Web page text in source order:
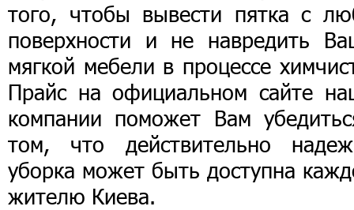
того, чтобы вывести пятка с
поверхности и не навредить
мягкой мебели в процессе
Прайс на официальном сайте
компании поможет Вам
том, что действительно
уборка может быть доступна
жителю Киева.